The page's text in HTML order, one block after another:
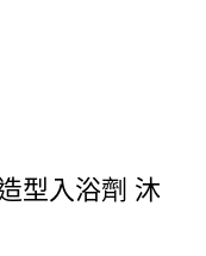
型入浴劑 沐